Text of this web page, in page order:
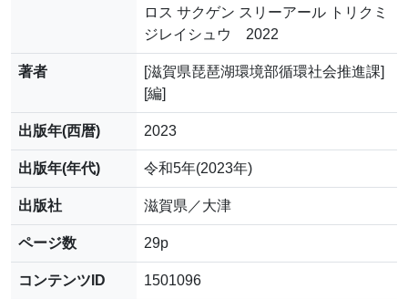
ロス サクゲン スリーアール トリクミ
ジレイシュウ 2022
著者
[滋賀県琵琶湖環境部循環社会推進課]
[編]
出版年(西暦) 2023
出版年(年代) 令和5年(2023年)
出版社 滋賀県／大津
ページ数 29p
コンテンツID 1501096